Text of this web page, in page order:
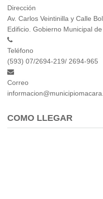
Dirección
Av. Carlos Veintinilla y Calle
Edificio. Gobierno Municipal
Teléfono
(593) 07/2694-219/ 2694-965
Correo
COMO LLEGAR